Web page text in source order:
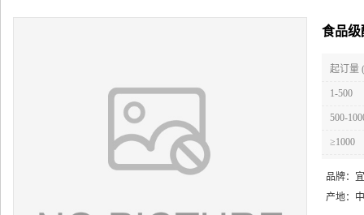
食品级
起订量
1-500
500-
≥1000
品牌：
产地：